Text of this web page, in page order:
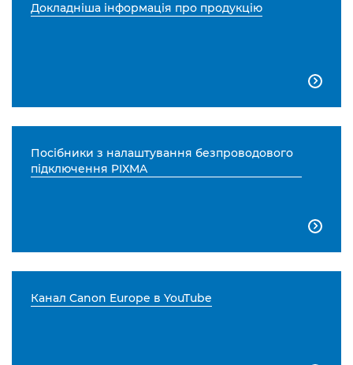
Докладніша інформація про продукцію

Посібники з налаштування безпроводового
підключення PIXMA

Канал Canon Europe в YouTube